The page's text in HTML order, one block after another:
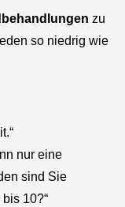
zu
so niedrig wie
nur eine
sind Sie
10?“